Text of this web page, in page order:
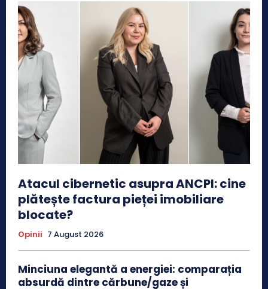
Atacul cibernetic asupra ANCPI: cine
plătește factura pieței imobiliare
blocate?
Opinii 7 August 2026
Minciuna elegantă a energiei: comparația
absurdă dintre cărbune/gaze și